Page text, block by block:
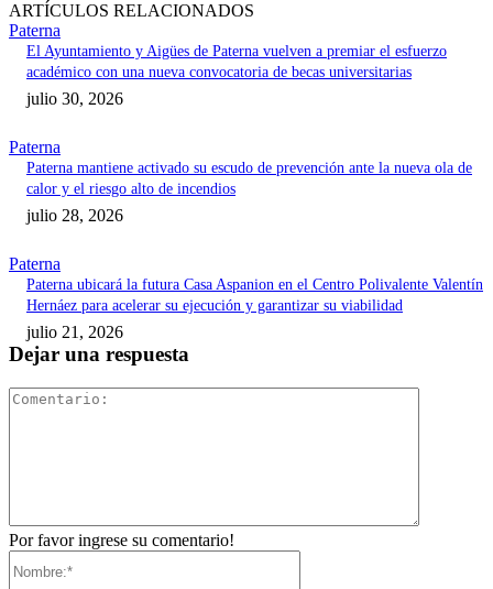
ARTÍCULOS RELACIONADOS
Paterna
El Ayuntamiento y Aigües de Paterna vuelven a premiar el esfuerzo
académico con una nueva convocatoria de becas universitarias
julio 30, 2026
Paterna
Paterna mantiene activado su escudo de prevención ante la nueva ola de
calor y el riesgo alto de incendios
julio 28, 2026
Paterna
Paterna ubicará la futura Casa Aspanion en el Centro Polivalente Valentín
Hernáez para acelerar su ejecución y garantizar su viabilidad
julio 21, 2026
Dejar una respuesta
Por favor ingrese su comentario!